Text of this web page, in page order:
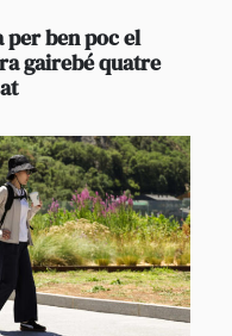
per ben poc el
gairebé quatre